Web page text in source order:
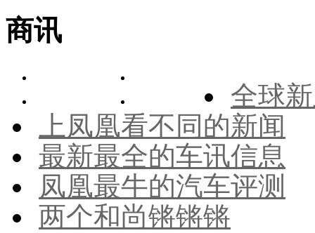
商讯
全球
上凤凰看不同的新闻
最新最全的车讯信息
凤凰最牛的汽车评测
两个和尚锵锵锵